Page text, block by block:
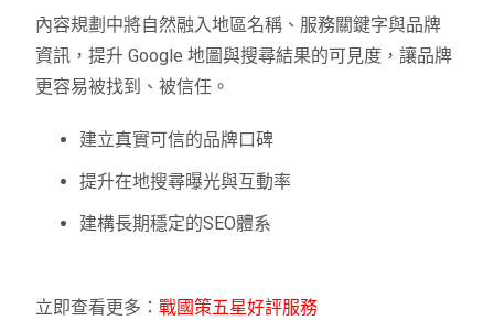
內容規劃中將自然融入地區名稱、服務關鍵字與品牌
資訊，提升 Google 地圖與搜尋結果的可見度，讓品牌
更容易被找到、被信任。
建立真實可信的品牌口碑
提升在地搜尋曝光與互動率
建構長期穩定的SEO體系
立即查看更多：戰國策五星好評服務